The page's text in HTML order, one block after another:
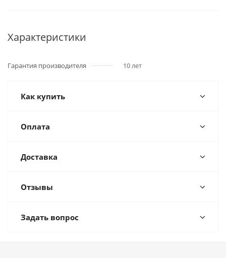
Характеристики
Гарантия производителя 10 лет
Как купить
Оплата
Доставка
Отзывы
Задать вопрос